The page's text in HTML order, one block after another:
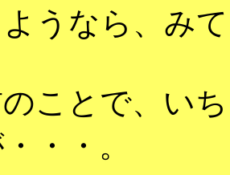
うなら、み
ことで、い
・・。